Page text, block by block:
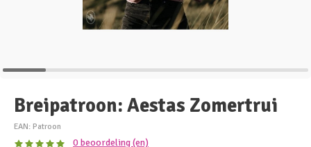
Breipatroon: Aestas Zomertrui
EAN: Patroon
0 beoordeling (en)